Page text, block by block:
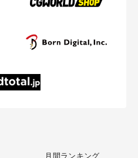
月間ランキング